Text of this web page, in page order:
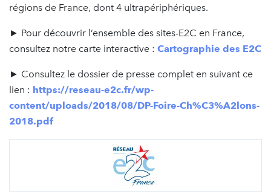
régions de France, dont 4 ultrapériphériques.
► Pour découvrir l’ensemble des sites-E2C en France,
consultez notre carte interactive : Cartographie des E2C
► Consultez le dossier de presse complet en suivant ce
lien : https://reseau-e2c.fr/wp-
content/uploads/2018/08/DP-Foire-Ch%C3%A2lons-
2018.pdf